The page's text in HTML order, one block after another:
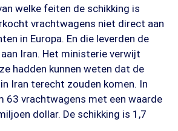
welke feiten de schikking is
vrachtwagens niet direct aan
in Europa. En die leverden de
Iran. Het ministerie verwijt
hadden kunnen weten dat de
Iran terecht zouden komen. In
63 vrachtwagens met een waarde
dollar. De schikking is 1,7